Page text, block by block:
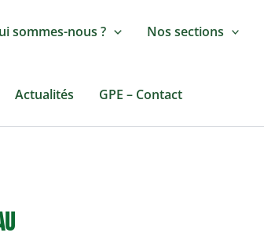
sommes-nous ? Nos sections
Actualités GPE – Contact